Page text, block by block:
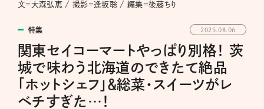
文＝大森弘恵 / 撮影＝逢坂聡 / 編集＝後藤ちり
特集 2025.08.06
関東セイコーマートやっぱり別格！ 茨
城で味わう北海道のできたて絶品
「ホットシェフ」＆総菜・スイーツがレ
ベチすぎた…！